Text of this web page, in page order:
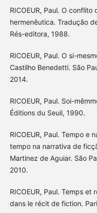
RICOEUR, Paul. O
hermenêutica. Tradução
Rés-editora, 1988.
RICOEUR, Paul. O si-
Castilho Benedetti. São
2014.
RICOEUR, Paul. Soi-
Éditions du Seuil, 1990.
RICOEUR, Paul. Tempo e
tempo na narrativa de
Martinez de Aguiar. São
2010.
RICOEUR, Paul. Temps
dans le récit de fiction.